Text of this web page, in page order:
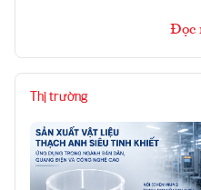
Đọc
Thị trường